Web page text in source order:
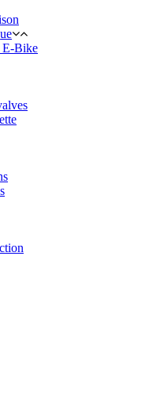
E-Bike